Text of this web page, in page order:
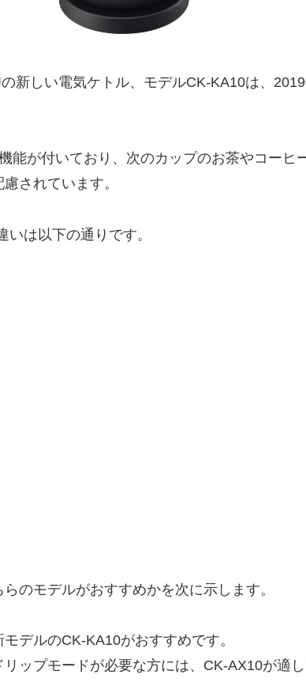
新しい電気ケトル、モデルCK-KA10は、
能が付いており、次のカップのお茶やコーヒ
されています。
は以下の通りです。
のモデルがおすすめかを次に示します。
デルのCK-KA10がおすすめです。
ップモードが必要な方には、CK-AX10が適し